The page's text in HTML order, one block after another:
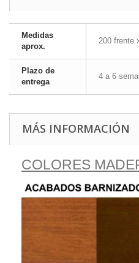
Medidas
aprox.
200 frente
Plazo de
entrega
4 a 6
MÁS INFORMACIÓN
COLORES